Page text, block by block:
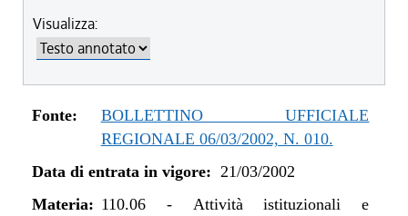
Visualizza:
Fonte:
BOLLETTINO UFFICIALE
REGIONALE 06/03/2002, N. 010.
Data di entrata in vigore: 21/03/2002
Materia: 110.06- Attività istituzionali e